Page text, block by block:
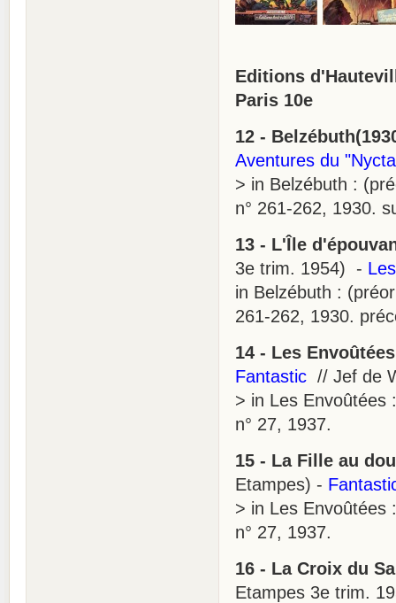
Editions
Paris 10e
12 -
Aventures du
> in Belzébuth :
n° 261-262, 1930.
13 - L'Île
3e trim. 1954) -
in Belzébuth :
261-262, 1930.
14 - Les
Fantastic // Jef de
> in Les Envoûtées
n° 27, 1937.
15 - La Fille au
Etampes) -
> in Les Envoûtées
n° 27, 1937.
16 - La Croix du
Etampes 3e trim.